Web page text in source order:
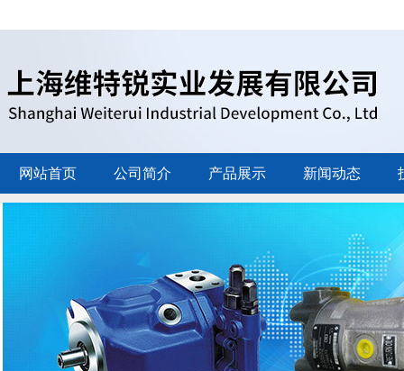
网站首页 公司简介 产品展示 新闻动态